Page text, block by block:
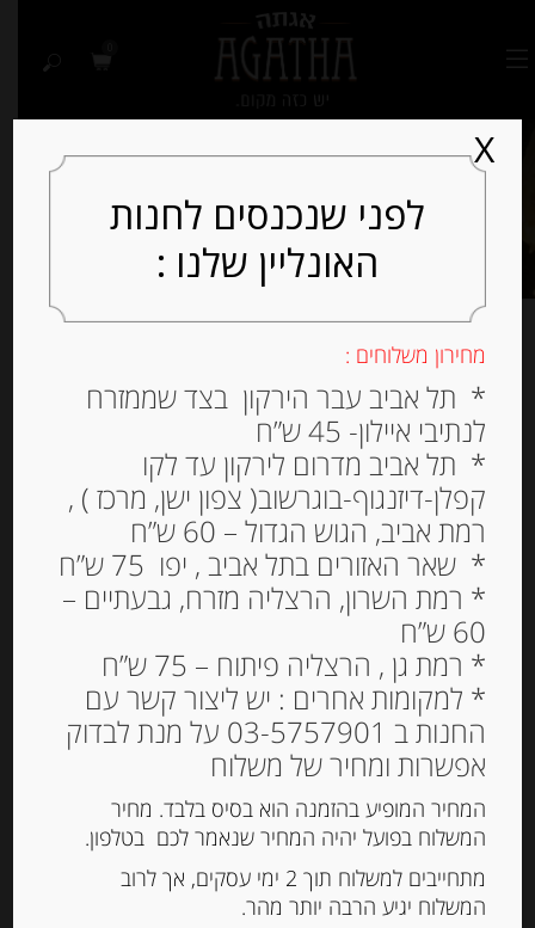
מציג את כל 2 התוצאות
למיין לפי פופולריות
Out of
Stock
פילה טונה כחולת סנפיר בשמן זית 190
גרם “Olasagasti”
לפני שנכנסים לחנות
האונליין שלנו :
מחירון משלוחים :
* תל אביב עבר הירקון בצד שממזרח
לנתיבי איילון- 45 ש”ח
* תל אביב מדרום לירקון עד לקו
קפלן-דיזנגוף-בוגרשוב( צפון ישן, מרכז ) ,
רמת אביב, הגוש הגדול – 60 ש”ח
* שאר האזורים בתל אביב , יפו 75 ש”ח
* רמת השרון, הרצליה מזרח, גבעתיים –
60 ש”ח
* רמת גן , הרצליה פיתוח – 75 ש”ח
* למקומות אחרים : יש ליצור קשר עם
החנות ב 03-5757901 על מנת לבדוק
אפשרות ומחיר של משלוח
המחיר המופיע בהזמנה הוא בסיס בלבד. מחיר
המשלוח בפועל יהיה המחיר שנאמר לכם בטלפון.
מתחייבים למשלוח תוך 2 ימי עסקים, אך לרוב
המשלוח יגיע הרבה יותר מהר.
X